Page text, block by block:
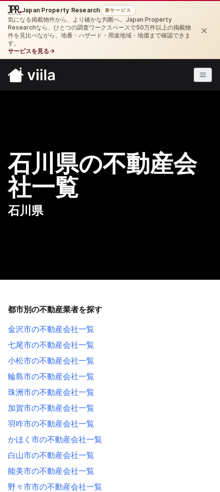
Japan Property Research 新サービス
気になる掲載物件から、より確かな判断へ。Japan Property
Researchなら、ひとつの調査ワークスペースで50万件以上の掲載物
件を見比べながら、地番・ハザード・用途地域・地価まで確認できま
す。
サービスを見る →
×
石川県の不動産会
社一覧
石川県
都市別の不動産業者を探す
金沢市の不動産会社一覧
七尾市の不動産会社一覧
小松市の不動産会社一覧
輪島市の不動産会社一覧
珠洲市の不動産会社一覧
加賀市の不動産会社一覧
羽咋市の不動産会社一覧
かほく市の不動産会社一覧
白山市の不動産会社一覧
能美市の不動産会社一覧
野々市市の不動産会社一覧